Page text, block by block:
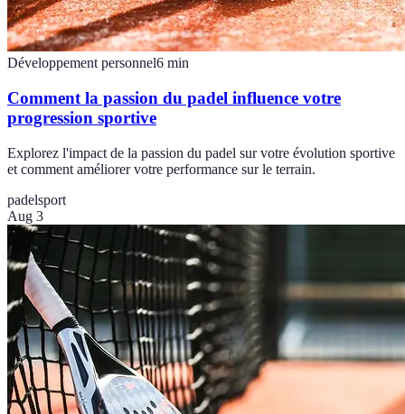
Développement personnel6 min
Comment la passion du padel influence votre
progression sportive
Explorez l'impact de la passion du padel sur votre évolution sportive
et comment améliorer votre performance sur le terrain.
padelsport
Aug 3